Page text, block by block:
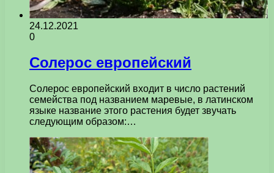
24.12.2021
0
Солерос европейский
Солерос европейский входит в число растений
семейства под названием маревые, в латинском
языке название этого растения будет звучать
следующим образом:…